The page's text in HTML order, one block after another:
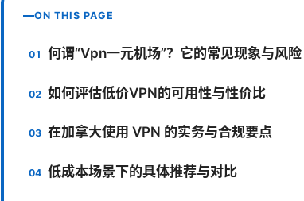
ON THIS PAGE
何谓“Vpn一元机场”？它的常见现象与风险
如何评估低价VPN的可用性与性价比
在加拿大使用 VPN 的实务与合规要点
低成本场景下的具体推荐与对比